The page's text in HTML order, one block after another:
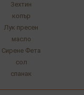
Зехтин
копър
Лук пресен
масло
Сирене Фета
сол
спанак